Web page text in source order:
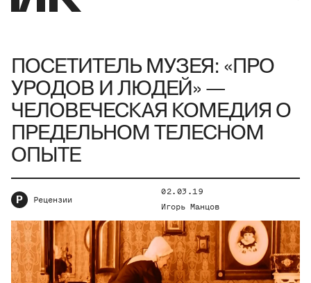
ПОСЕТИТЕЛЬ МУЗЕЯ: «ПРО
УРОДОВ И ЛЮДЕЙ» —
ЧЕЛОВЕЧЕСКАЯ КОМЕДИЯ О
ПРЕДЕЛЬНОМ ТЕЛЕСНОМ
ОПЫТЕ
Р Рецензии
02.03.19
Игорь Манцов